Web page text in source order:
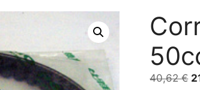
40,62€ El